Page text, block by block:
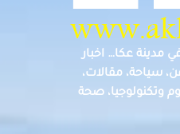
مدينة عكا… اخبار
سياحة، مقالات،
وتكنولوجيا، صحة